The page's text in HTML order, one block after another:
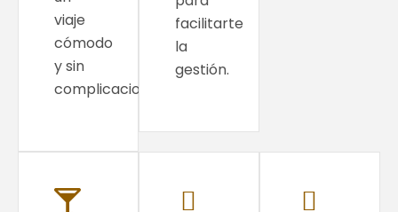
viaje
cómodo
y sin
complicaciones.
facilitarte
la
gestión.